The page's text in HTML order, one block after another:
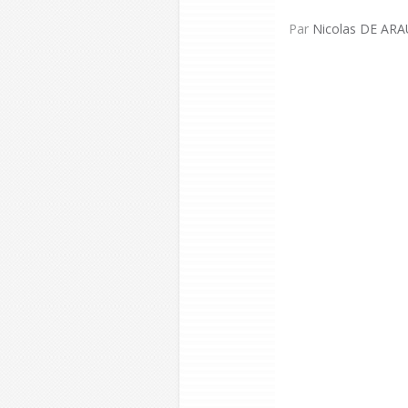
Par Nicolas DE